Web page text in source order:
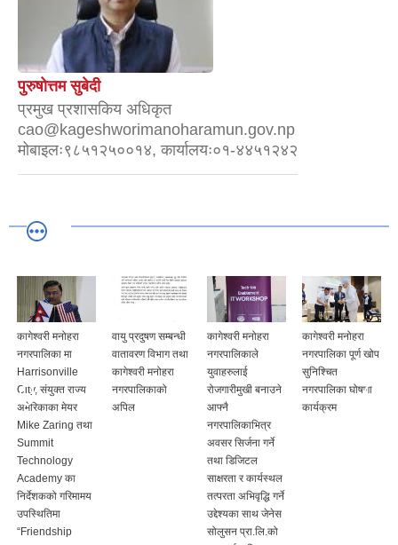
पुरुषोत्तम सुबेदी
प्रमुख प्रशासकिय अधिकृत
cao@kageshworimanoharamun.gov.np
मोबाइलः९८५१२५००१४, कार्यालयः०१-४४५१२४२
कागेश्वरी मनोहरा
नगरपालिका मा
Harrisonville
City, संयुक्त राज्य
अमेरिकाका मेयर
Mike Zaring तथा
Summit
Technology
Academy का
निर्देशकको गरिमामय
उपस्थितिमा
“Friendship
वायु प्रदुषण सम्बन्धी
वातावरण विभाग तथा
कागेश्वरी मनोहरा
नगरपालिकाको
अपिल
कागेश्वरी मनोहरा
नगरपालिकाले
युवाहरुलाई
रोजगारीमुखी बनाउने
आफ्नै
नगरपालिकाभित्र
अवसर सिर्जना गर्ने
तथा डिजिटल
साक्षरता र कार्यस्थल
तत्परता अभिवृद्धि गर्ने
उद्देश्यका साथ जेनेस
सोलुसन प्रा.लि.को
कागेश्वरी मनोहरा
नगरपालिका पूर्ण खोप
सुनिश्चित
नगरपालिका घोषणा
कार्यक्रम